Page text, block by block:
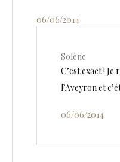
06/06/2014
Solène
C’est exact ! Je
l’Aveyron et
06/06/2014